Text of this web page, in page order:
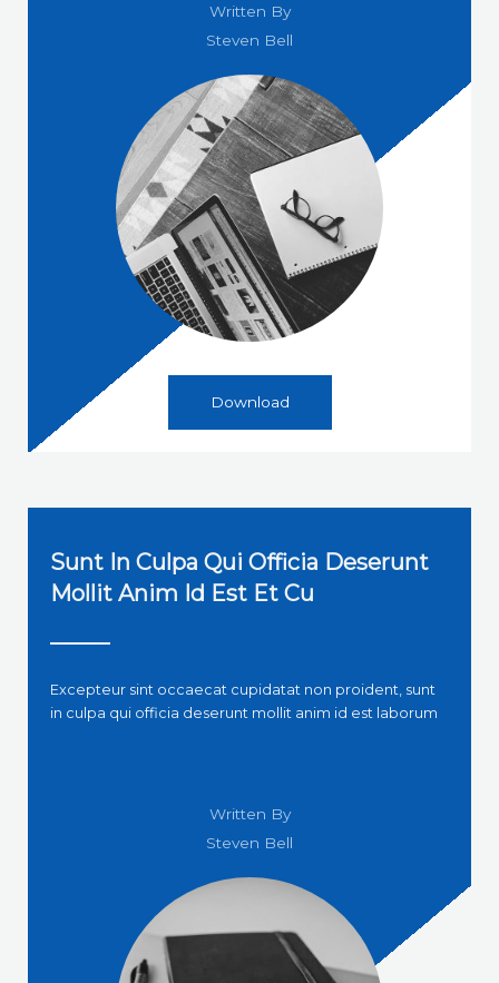
Written By
Steven Bell
Download
Sunt In Culpa Qui Officia Deserunt
Mollit Anim Id Est Et Cu
Excepteur sint occaecat cupidatat non proident, sunt
in culpa qui officia deserunt mollit anim id est laborum
Written By
Steven Bell